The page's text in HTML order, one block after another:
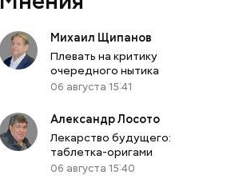
Михаил Щипанов
Плевать на критику
очередного нытика
06 августа 15:41
Александр Лосото
Лекарство будущего:
таблетка-оригами
06 августа 15:40